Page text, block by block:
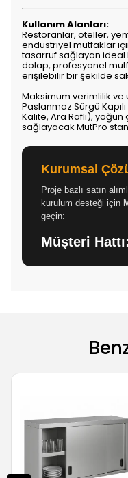
Kullanım Alanları:
Restoranlar, oteller,
endüstriyel mutfaklar
tasarruf sağlayan
dolap, profesyonel
erişilebilir bir şekilde
Maksimum verimlilik ve
Paslanmaz Sürgü
Kalite, Ara Raflı),
sağlayacak MutPro
Kurumsal
Proje bazlı satın
kurulum desteği için
geçin:
Müşteri Hattı: